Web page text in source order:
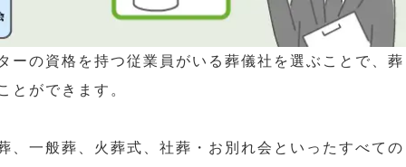
ーの資格を持つ従業員がいる葬儀社を選ぶことで、葬
とができます。
、一般葬、火葬式、社葬・お別れ会といったすべての